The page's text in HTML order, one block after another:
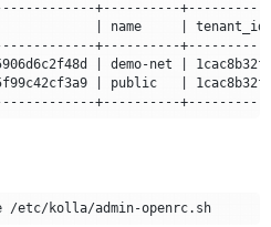
[root@controller ~]# source /etc/kolla/admin-openrc.sh